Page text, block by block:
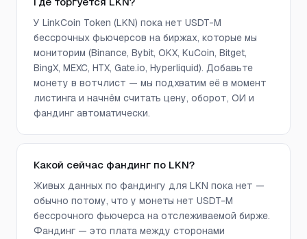
У LinkCoin Token (LKN) пока нет USDT-M
бессрочных фьючерсов на биржах, которые мы
мониторим (Binance, Bybit, OKX, KuCoin, Bitget,
BingX, MEXC, HTX, Gate.io, Hyperliquid). Добавьте
монету в вотчлист — мы подхватим её в момент
листинга и начнём считать цену, оборот, ОИ и
фандинг автоматически.
Какой сейчас фандинг по LKN?
Живых данных по фандингу для LKN пока нет —
обычно потому, что у монеты нет USDT-M
бессрочного фьючерса на отслеживаемой бирже.
Фандинг — это плата между сторонами